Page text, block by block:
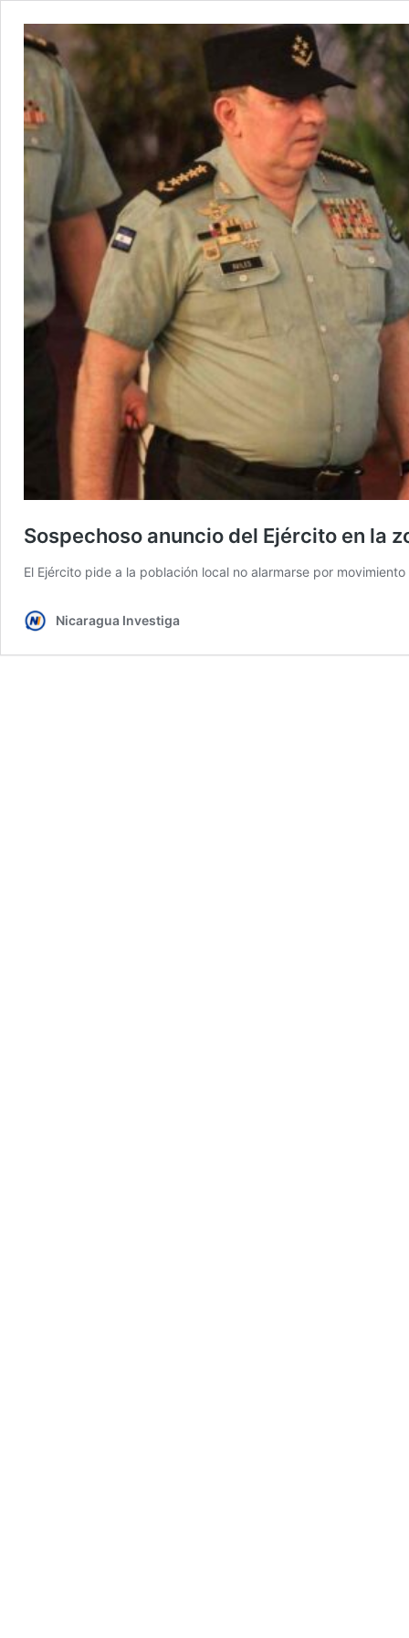
Sospechoso anuncio del Ejército en la
El Ejército pide a la población local no alarmarse por
Nicaragua Investiga